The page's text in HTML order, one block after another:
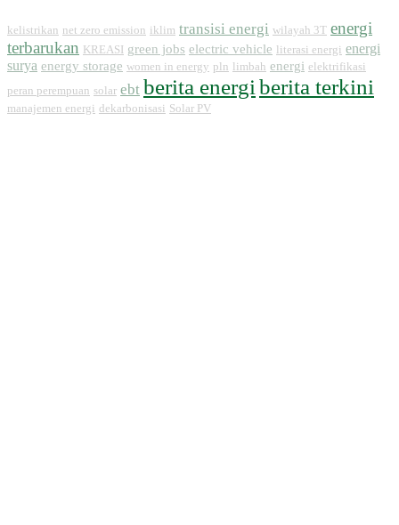
kelistrikan net zero emission iklim transisi energi wilayah 3T energi
terbarukan KREASI green jobs electric vehicle literasi energi energi
surya energy storage women in energy pln limbah energi elektrifikasi
peran perempuan solar ebt berita energi berita terkini
manajemen energi dekarbonisasi Solar PV